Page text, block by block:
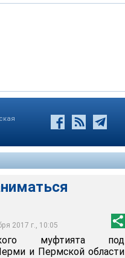
2017 г., 10:05
муфтията под
и Пермской области